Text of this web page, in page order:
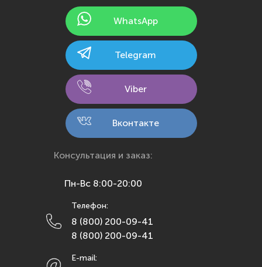
Йошкар-Ола
Калининград
Кемерово
Кострома
Краснодар
Красноярск
Махачкала
Москва
Набережные Челны
WhatsApp
Telegram
Viber
Вконтакте
Консультация и заказ:
Пн-Вс 8:00-20:00
Телефон:
8 (800) 200-09-41
8 (800) 200-09-41
E-mail: